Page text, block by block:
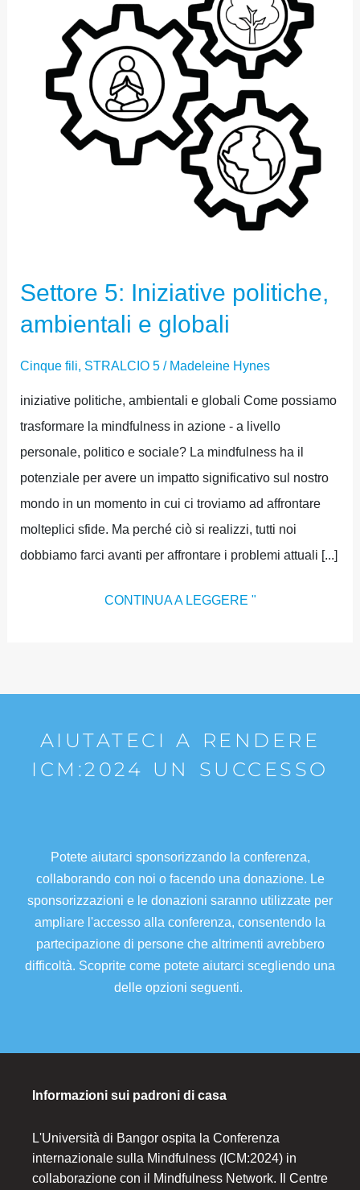
Settore 5: Iniziative politiche,
ambientali e globali
Cinque fili, STRALCIO 5/ Madeleine Hynes
iniziative politiche, ambientali e globali Come possiamo
trasformare la mindfulness in azione - a livello
personale, politico e sociale? La mindfulness ha il
potenziale per avere un impatto significativo sul nostro
mondo in un momento in cui ci troviamo ad affrontare
molteplici sfide. Ma perché ciò si realizzi, tutti noi
dobbiamo farci avanti per affrontare i problemi attuali [...]
POLITICHE,
AMBIENTALI
GLOBALI
CONTINUA A LEGGERE "
AIUTATECI A RENDERE
ICM:2024 UN SUCCESSO
Potete aiutarci sponsorizzando la conferenza,
collaborando con noi o facendo una donazione. Le
sponsorizzazioni e le donazioni saranno utilizzate per
ampliare l'accesso alla conferenza, consentendo la
partecipazione di persone che altrimenti avrebbero
difficoltà. Scoprite come potete aiutarci scegliendo una
delle opzioni seguenti.
Informazioni sui padroni di casa
L'Università di Bangor ospita la Conferenza
internazionale sulla Mindfulness (ICM:2024) in
collaborazione con il Mindfulness Network. Il Centre